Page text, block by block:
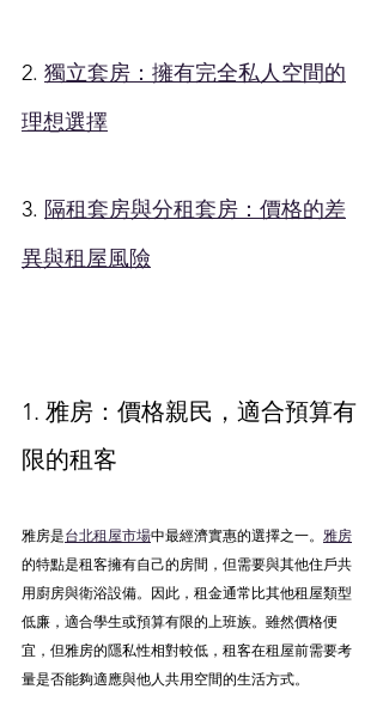
2. 獨立套房：擁有完全私人空間的
理想選擇
3. 隔租套房與分租套房：價格的差
異與租屋風險
1. 雅房：價格親民，適合預算有
限的租客
雅房是台北租屋市場中最經濟實惠的選擇之一。 雅房
的特點是租客擁有自己的房間，但需要與其他住戶共
用廚房與衛浴設備。因此，租金通常比其他租屋類型
低廉，適合學生或預算有限的上班族。雖然價格便
宜，但雅房的隱私性相對較低，租客在租屋前需要考
量是否能夠適應與他人共用空間的生活方式。